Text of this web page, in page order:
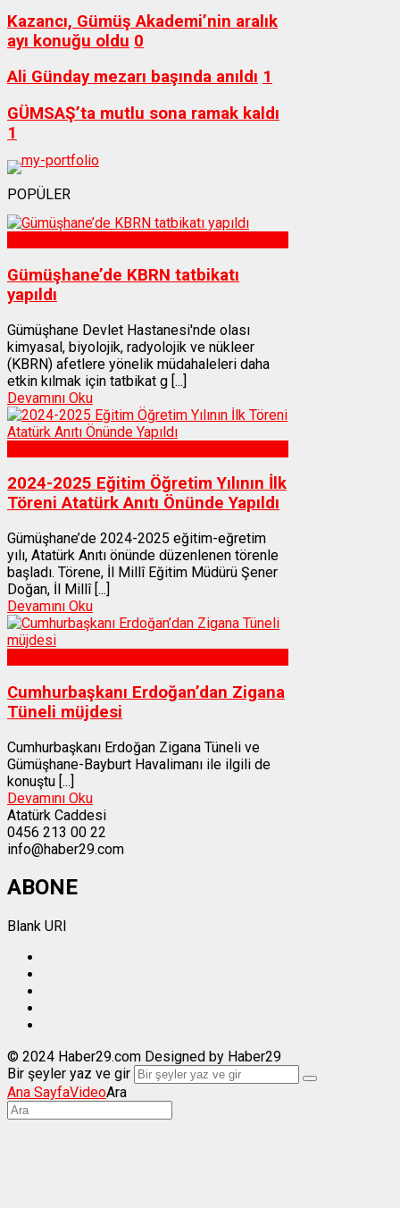
Kazancı, Gümüş Akademi’nin aralık
ayı konuğu oldu 0
Ali Günday mezarı başında anıldı 1
GÜMSAŞ’ta mutlu sona ramak kaldı
1
POPÜLER
Gümüşhane’de KBRN tatbikatı
yapıldı
Gümüşhane Devlet Hastanesi'nde olası
kimyasal, biyolojik, radyolojik ve nükleer
(KBRN) afetlere yönelik müdahaleleri daha
etkin kılmak için tatbikat g [...]
Devamını Oku
2024-2025 Eğitim Öğretim Yılının İlk
Töreni Atatürk Anıtı Önünde Yapıldı
Gümüşhane’de 2024-2025 eğitim-eğretim
yılı, Atatürk Anıtı önünde düzenlenen törenle
başladı. Törene, İl Millî Eğitim Müdürü Şener
Doğan, İl Millî [...]
Devamını Oku
Cumhurbaşkanı Erdoğan’dan Zigana
Tüneli müjdesi
Cumhurbaşkanı Erdoğan Zigana Tüneli ve
Gümüşhane-Bayburt Havalimanı ile ilgili de
konuştu [...]
Devamını Oku
Atatürk Caddesi
0456 213 00 22
info@haber29.com
ABONE
Blank URI
© 2024 Haber29.com Designed by Haber29
Bir şeyler yaz ve gir
Ana SayfaVideoAra